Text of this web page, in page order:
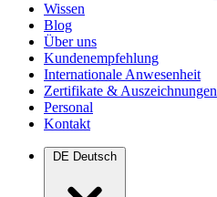
Wissen
Blog
Über uns
Kundenempfehlung
Internationale Anwesenheit
Zertifikate & Auszeichnungen
Personal
Kontakt
DE Deutsch